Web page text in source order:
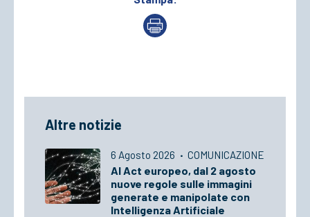
Altre notizie
6 Agosto 2026 · COMUNICAZIONE
AI Act europeo, dal 2 agosto
nuove regole sulle immagini
generate e manipolate con
Intelligenza Artificiale